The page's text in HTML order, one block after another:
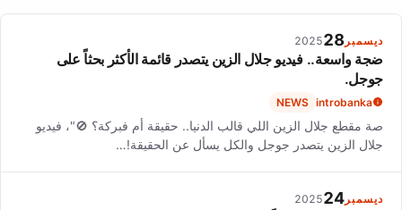
ديسمبر 28
2025
ضجة واسعة.. فيديو جلال الزين يتصدر قائمة الأكثر بحثاً على
جوجل.
introbanka
NEWS
صة مقطع جلال الزين اللي قالب الدنيا.. حقيقة أم فبركة؟ 🚫"، فيديو
جلال الزين يتصدر جوجل والكل يسأل عن الحقيقة!…
ديسمبر 24
2025